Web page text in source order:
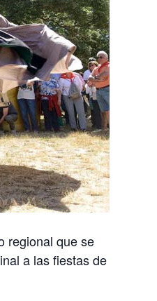
regional que se
a las fiestas de